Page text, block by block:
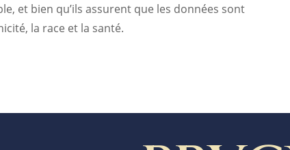
et bien qu’ils assurent que les données sont
la race et la santé.